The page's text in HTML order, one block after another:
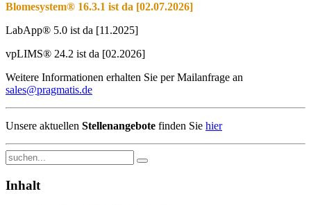
Blomesystem® 16.3.1 ist da [02.07.2026]
LabApp® 5.0 ist da [11.2025]
vpLIMS® 24.2 ist da [02.2026]
Weitere Informationen erhalten Sie per Mailanfrage an
sales@pragmatis.de
Unsere aktuellen Stellenangebote finden Sie hier
Inhalt